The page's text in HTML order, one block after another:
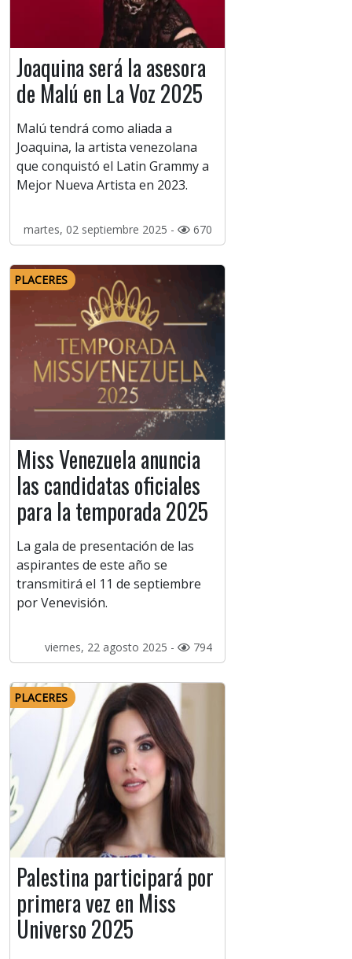
Joaquina será la asesora
de Malú en La Voz 2025
Malú tendrá como aliada a
Joaquina, la artista venezolana
que conquistó el Latin Grammy a
Mejor Nueva Artista en 2023.
martes, 02 septiembre 2025 - 670
PLACERES
Miss Venezuela anuncia
las candidatas oficiales
para la temporada 2025
La gala de presentación de las
aspirantes de este año se
transmitirá el 11 de septiembre
por Venevisión.
viernes, 22 agosto 2025 - 794
PLACERES
Palestina participará por
primera vez en Miss
Universo 2025